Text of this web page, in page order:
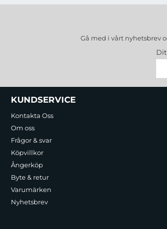
Gå med i vårt nyhetsbrev
Sidfot Blandad info och
KUNDSERVICE
Kontakta Oss
Om oss
Frågor & svar
Köpvillkor
Ångerköp
Byte & retur
Varumärken
Nyhetsbrev